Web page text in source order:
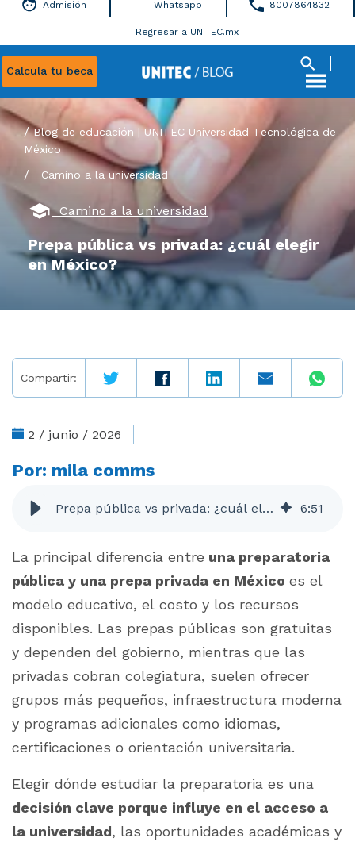
Calcula tu beca
Admisión Whatsapp 8007864832
Regresar a UNITEC.mx
Blog de educación | UNITEC Universidad Tecnológica de
México
/ Camino a la universidad
Camino a la universidad
Prepa pública vs privada: ¿cuál elegir
en México?
Compartir:
2 / junio / 2026
Por: mila comms
Prepa pública vs privada: ¿cuál elegir en México? 6:51
La principal diferencia entre una preparatoria
pública y una prepa privada en México es el
modelo educativo, el costo y los recursos
disponibles. Las prepas públicas son gratuitas
y dependen del gobierno, mientras que las
privadas cobran colegiatura, suelen ofrecer
grupos más pequeños, infraestructura moderna
y programas adicionales como idiomas,
certificaciones o orientación universitaria.
Elegir dónde estudiar la preparatoria es una
decisión clave porque influye en el acceso a
la universidad, las oportunidades académicas y